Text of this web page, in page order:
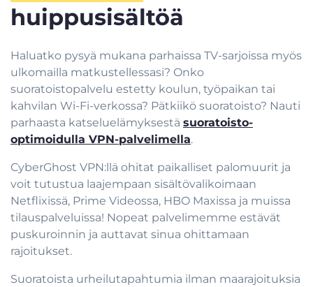
huippusisältöä
Haluatko pysyä mukana parhaissa TV-sarjoissa myös
ulkomailla matkustellessasi? Onko
suoratoistopalvelu estetty koulun, työpaikan tai
kahvilan Wi-Fi-verkossa? Pätkiikö suoratoisto? Nauti
parhaasta katseluelämyksestä suoratoisto-
optimoidulla VPN-palvelimella.
CyberGhost VPN:llä ohitat paikalliset palomuurit ja
voit tutustua laajempaan sisältövalikoimaan
Netflixissä, Prime Videossa, HBO Maxissa ja muissa
tilauspalveluissa! Nopeat palvelimemme estävät
puskuroinnin ja auttavat sinua ohittamaan
rajoitukset.
Suoratoista urheilutapahtumia ilman maarajoituksia